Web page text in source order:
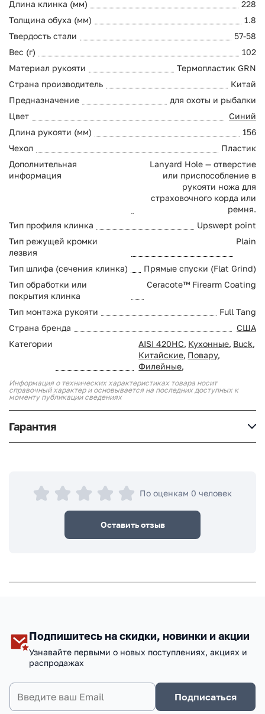
Длина клинка (мм)
228
Толщина обуха (мм)
1.8
Твердость стали
57-58
Вес (г)
102
Материал рукояти
Термопластик GRN
Страна производитель
Китай
Предназначение
для охоты и рыбалки
Цвет
Синий
Длина рукояти (мм)
156
Чехол
Пластик
Дополнительная
информация
Lanyard Hole — отверстие
или приспособление в
рукояти ножа для
страховочного корда или
ремня.
Тип профиля клинка
Upswept point
Тип режущей кромки
лезвия
Plain
Тип шлифа (сечения клинка)
Прямые спуски (Flat Grind)
Тип обработки или
покрытия клинка
Ceracote™ Firearm Coating
Тип монтажа рукояти
Full Tang
Страна бренда
США
Категории
AISI 420HC, Кухонные, Buck,
Китайские, Повару,
Филейные,
Информация о технических характеристиках товара носит
справочный характер и основывается на последних доступных к
моменту публикации сведениях
Гарантия
По оценкам 0 человек
Оставить отзыв
Подпишитесь на скидки, новинки и акции
Узнавайте первыми о новых поступлениях, акциях и
распродажах
Подписаться